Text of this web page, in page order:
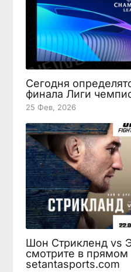
Сегодня
финала Лиги
25 Фев, 2026
Шон Стрикленд vs
смотрите в прямом
setantasports.com